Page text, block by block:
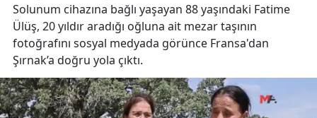
Solunum cihazına bağlı yaşayan 88 yaşındaki Fatime
Ülüş, 20 yıldır aradığı oğluna ait mezar taşının
fotoğrafını sosyal medyada görünce Fransa'dan
Şırnak’a doğru yola çıktı.